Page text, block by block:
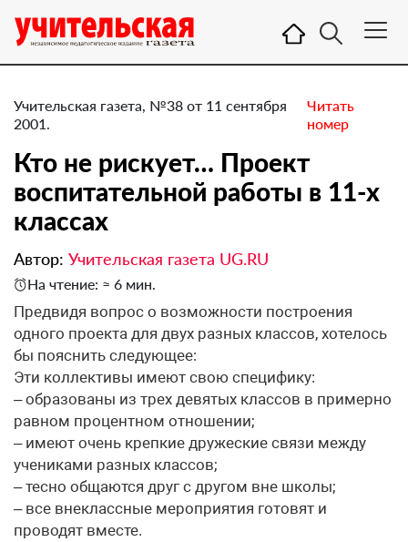
Учительская газета, №38 от 11 сентября
2001.
Читать
номер
Кто не рискует… Проект
воспитательной работы в 11-х
классах
Автор: Учительская газета UG.RU
На чтение: ≈ 6 мин.
Предвидя вопрос о возможности построения
одного проекта для двух разных классов, хотелось
бы пояснить следующее:
Эти коллективы имеют свою специфику:
– образованы из трех девятых классов в примерно
равном процентном отношении;
– имеют очень крепкие дружеские связи между
учениками разных классов;
– тесно общаются друг с другом вне школы;
– все внеклассные мероприятия готовят и
проводят вместе.